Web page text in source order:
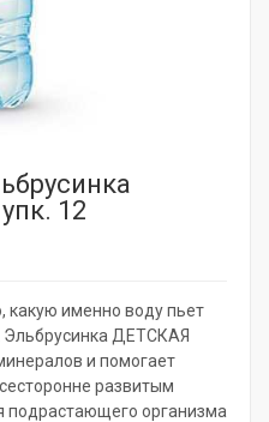
12
какую именно воду пьет
ДЕТСКАЯ
и помогает
развитым
подрастающего организма